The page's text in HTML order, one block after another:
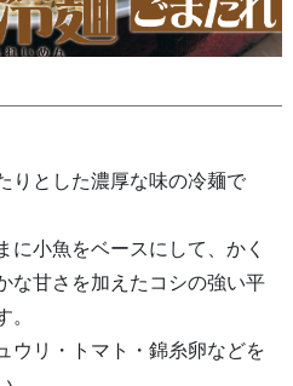
りとした濃厚な味の冷麺で
に小魚をベースにして、かく
な甘さを加えたコシの強い平
。
ウリ・トマト・錦糸卵などを